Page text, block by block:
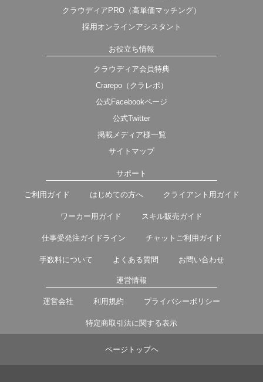
クラウディアPRO（高単価マッチング）
採用オンラインアシスタント
お役立ち情報
クラウディア会員特典
Crarepo（クラレポ）
公式Facebookページ
公式Twitter
掲載メディア様一覧
サイトマップ
サポート
ご利用ガイド はじめての方へ クライアント用ガイド
ワーカー用ガイド スキル販売ガイド
仕事受発注ガイドライン チャットご利用ガイド
手数料について よくある質問 お問い合わせ
運営情報
運営会社 利用規約 プライバシーポリシー
特定商取引法に関する表示
ページトップヘ